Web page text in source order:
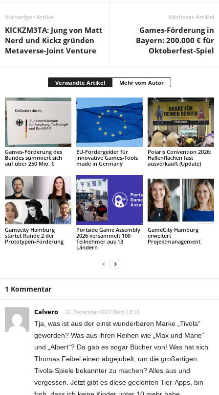
Vorheriger Artikel
KICKZM3TA: Jung von Matt
Nerd und Kickz gründen
Metaverse-Joint Venture
Nächster Artikel
Games-Förderung in
Bayern: 200.000 € für
Oktoberfest-Spiel
Verwandte Artikel Mehr vom Autor
Games-Förderung des
Bundes summiert sich
auf über 250 Mio. €
EU-Fördergelder für
innovative Games-Tools
made in Germany
Polaris Convention 2026:
Hallenflächen fast
ausverkauft (Update)
Gamecity Hamburg
startet Runde 2 der
Prototypen-Förderung
Portside Game Assembly
2026 versammelt 100
Teilnehmer aus 13
Ländern
GameCity Hamburg
erweitert
Projektmanagement
1 Kommentar
Calvero 16. Dezember 2022 Beim 18:13
Tja, was ist aus der einst wunderbaren Marke „Tivola“
geworden? Was aus ihren Reihen wie „Max und Marie“
und „Albert“? Da gab es sogar Bücher von! Was hat sich
Thomas Feibel einen abgejubelt, um die großartigen
Tivola-Spiele bekannter zu machen? Alles aus und
vergessen. Jetzt gibt es diese geclonten Tier-Apps, bin